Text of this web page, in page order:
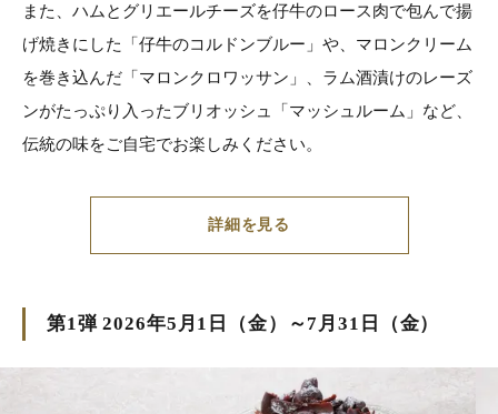
また、ハムとグリエールチーズを仔牛のロース肉で包んで揚
げ焼きにした「仔牛のコルドンブルー」や、マロンクリーム
を巻き込んだ「マロンクロワッサン」、ラム酒漬けのレーズ
ンがたっぷり入ったブリオッシュ「マッシュルーム」など、
伝統の味をご自宅でお楽しみください。
詳細を見る
第1弾 2026年5月1日（金）～7月31日（金）